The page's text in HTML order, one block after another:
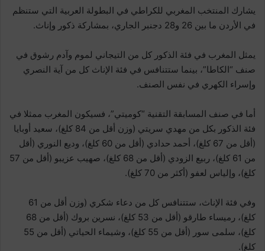
يشارك المنتخب المغربي للكراطي في البطولة العربية التي ستنظم
في الأردن ما بين 26 و28 دجنبر الجاري، بمشاركة ذكور وإناث.
يمثل المغرب في فئة الذكور كل من التيجاني لموم وآدم رشوق في
صنف “الكاطا”، بينما ستتنافس في فئة الإناث كل من آية النصري
وإسراء الكهري في نفس الصنف.
أما في صنف المسابقة التقنية “كوميتي”، فسيكون المغرب ممثلا في
فئة الذكور بكل من مهدي سريتي (وزن أقل من 84 كلغ)، سعيد أوبايا
(أقل من 67 كلغ)، أحمد حدادي (أقل من 60 كلغ)، وديع النوري (أقل
من 61 كلغ)، ربيع الزودي (أقل من 68 كلغ)، صهيب عزيبو (أقل من 57
كلغ)، وإلياس لعفو (أكثر من 70 كلغ).
وفي فئة الإناث، ستتنافس كل من دعاء شكري (وزن أقل من 61
كلغ)، رميساء طارقو (أقل من 53 كلغ)، نسرين بروك (أقل من 68
كلغ)، سلمى سور (أقل من 55 كلغ)، وشيماء الحياتي (أقل من 55
كلغ).